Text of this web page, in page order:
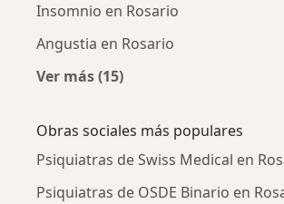
Insomnio en Rosario
Angustia en Rosario
Ver más (15)
Obras sociales más populares
Psiquiatras de Swiss Medical en
Psiquiatras de OSDE Binario en